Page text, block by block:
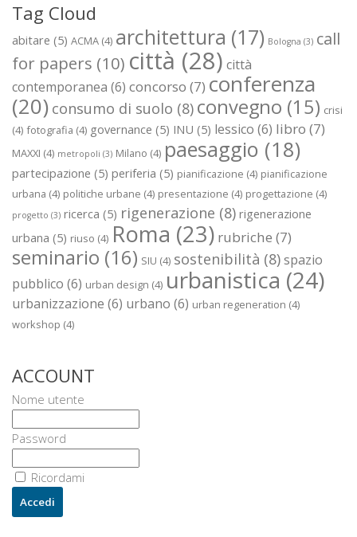
Tag Cloud
abitare (5) ACMA (4) architettura (17) Bologna (3) call
for papers (10) città (28) città
contemporanea (6) concorso (7) conferenza
(20) consumo di suolo (8) convegno (15) crisi
(4) fotografia (4) governance (5) INU (5) lessico (6) libro (7)
MAXXI (4) metropoli (3) Milano (4) paesaggio (18)
partecipazione (5) periferia (5) pianificazione (4) pianificazione
urbana (4) politiche urbane (4) presentazione (4) progettazione (4)
progetto (3) ricerca (5) rigenerazione (8) rigenerazione
urbana (5) riuso (4) Roma (23) rubriche (7)
seminario (16) SIU (4) sostenibilità (8)spazio
pubblico (6) urban design (4) urbanistica (24)
urbanizzazione (6) urbano (6) urban regeneration (4)
workshop (4)
ACCOUNT
Nome utente
Password
Ricordami